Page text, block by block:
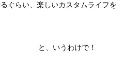
ぐらい、楽しいカスタムライフを
と、いうわけで！